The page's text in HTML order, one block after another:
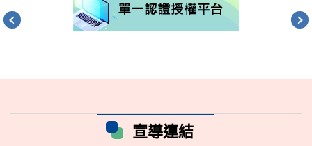
宣導連結